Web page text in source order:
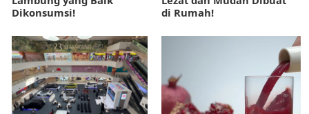
Dikonsumsi!
di Rumah!